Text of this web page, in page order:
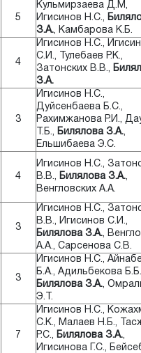
5
Кульмирзаева Д.М,
Игисинов Н.С.,
З.А., Камбарова К.Б.
4
Игисинов Н.С.,
С.И., Тулебаев Р.К.,
Затонских В.В.,
З.А.
3
Игисинов Н.С.,
Дуйсенбаева Б.С.,
Рахимжанова Р.И.,
Т.Б., Билялова З.А.,
Ельшибаева Э.С.
4
Игисинов Н.С.,
В.В., Билялова З.А.,
Венгловских А.А.
3
Игисинов Н.С.,
В.В., Игисинов С.И.,
Билялова З.А.,
А.А., Сарсенова С.В.
3
Игисинов Н.С.,
Б.А., Адильбекова
Билялова З.А.,
Э.Т.
7
Игисинов Н.С.,
С.К., Малаев Н.Б.,
Р.С., Билялова З.А.,
Игисинова Г.С.,